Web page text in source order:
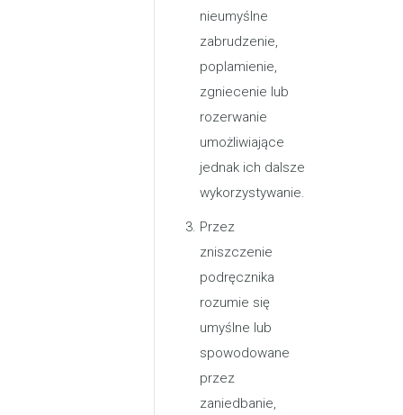
nieumyślne
zabrudzenie,
poplamienie,
zgniecenie lub
rozerwanie
umożliwiające
jednak ich dalsze
wykorzystywanie.
Przez
zniszczenie
podręcznika
rozumie się
umyślne lub
spowodowane
przez
zaniedbanie,